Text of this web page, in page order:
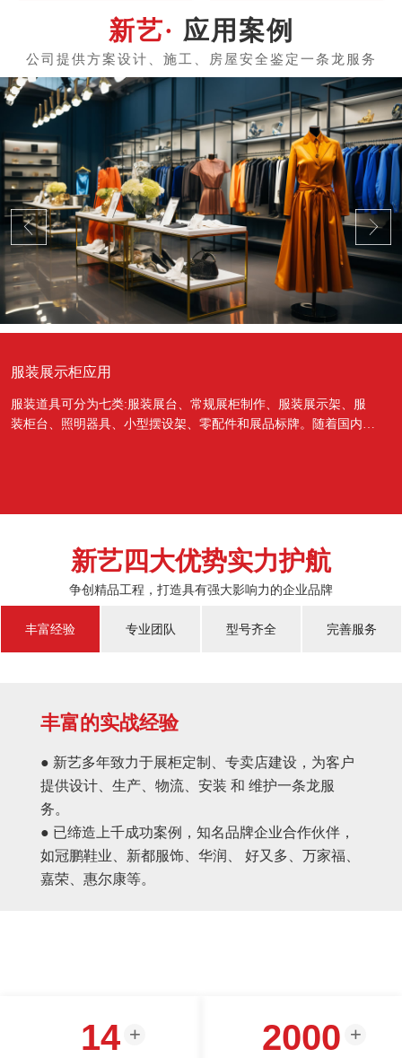
应用案例
服装展示柜应用
服装道具可分为七类:服装展台、常规展柜制作、服装展示架、服
装柜台、照明器具、小型摆设架、零配件和展品标牌。随着国内经
新艺四大优势实力护航
争创精品工程，打造具有强大影响力的企业品牌
丰富经验 专业团队 型号齐全 完善服务
丰富的实战经验
● 新艺多年致力于展柜定制、专卖店建设，为客户
提供设计、生产、物流、安装 和 维护一条龙服
务。
● 已缔造上千成功案例，知名品牌企业合作伙伴，
如冠鹏鞋业、新都服饰、华润、 好又多、万家福、
嘉荣、惠尔康等。
14 2000